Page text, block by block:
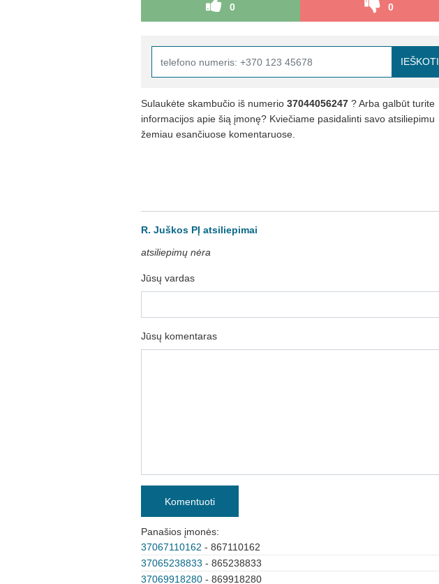
0 0
IEŠKOTI
Sulaukėte skambučio iš numerio 37044056247 ? Arba galbūt turite
informacijos apie šią įmonę? Kviečiame pasidalinti savo atsiliepimu
žemiau esančiuose komentaruose.
R. Juškos PĮ atsiliepimai
atsiliepimų nėra
Jūsų vardas
Jūsų komentaras
Komentuoti
Panašios įmonės:
37067110162 - 867110162
37065238833 - 865238833
37069918280 - 869918280